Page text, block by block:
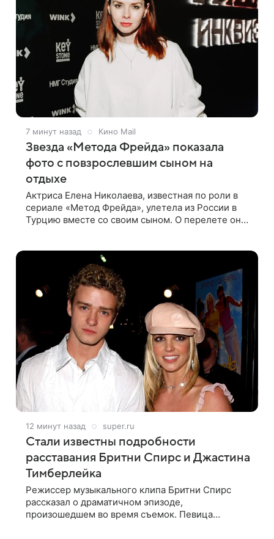
7 минут назад Кино Mail
Звезда «Метода Фрейда» показала
фото с повзрослевшим сыном на
отдыхе
Актриса Елена Николаева, известная по роли в
сериале «Метод Фрейда», улетела из России в
Турцию вместе со своим сыном. О перелете она
12 минут назад super.ru
Стали известны подробности
расставания Бритни Спирс и Джастина
Тимберлейка
Режиссер музыкального клипа Бритни Спирс
рассказал о драматичном эпизоде,
произошедшем во время съемок. Певица